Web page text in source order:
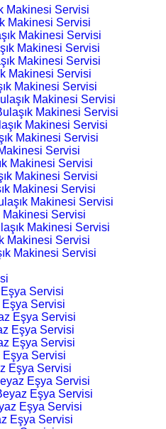
Makinesi Servisi
Makinesi Servisi
Makinesi Servisi
Makinesi Servisi
Makinesi Servisi
Makinesi Servisi
Makinesi Servisi
Makinesi Servisi
Makinesi Servisi
Makinesi Servisi
Makinesi Servisi
Servisi
Makinesi Servisi
Makinesi Servisi
Makinesi Servisi
Makinesi Servisi
Makinesi Servisi
Makinesi Servisi
Makinesi Servisi
Makinesi Servisi
Servisi
Servisi
Eşya Servisi
Eşya Servisi
Eşya Servisi
Eşya Servisi
Eşya Servisi
Eşya Servisi
Eşya Servisi
Eşya Servisi
Eşya Servisi